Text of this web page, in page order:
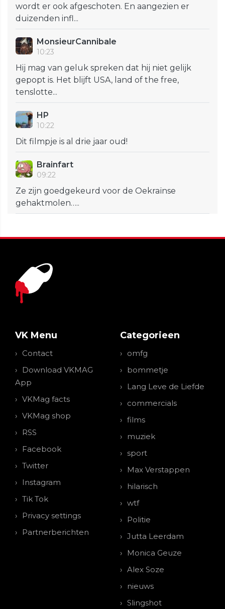
wordt er ook afgeschoten. En aangezien er
duizenden infl...
MonsieurCannibale
10:23
Hij mag van geluk spreken dat hij niet gelijk
gepopt is. Het blijft USA, land of the free,
tenslotte...
HP
10:22
Dit filmpje is al drie jaar oud!
Brainfart
09:22
Ze zijn goedgekeurd voor de Oekraïnse
gehaktmolen…..
VK Menu
Contact
Download VKMAG
App
VKMag facts
VKMag shop
RSS
Facebook
Twitter
Instagram
Tik Tok
Privacy settings
Partnerberichten
Categorieen
omfg
bommetje
Lang Leve de Liefde
commercials
films
muziek
sport
Max Verstappen
hilarisch
wtf
Politie
Jutta Leerdam
Monica Geuze
Alex Soze
nieuws
Slingshot